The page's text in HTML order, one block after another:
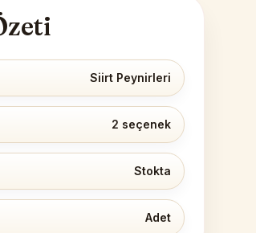
Siirt Peynirleri
2 seçenek
Stokta
Adet